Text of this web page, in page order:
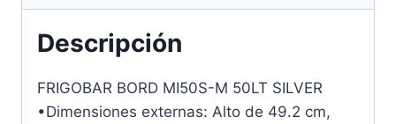
Descripción
FRIGOBAR BORD MI50S-M 50LT SILVER
•Dimensiones externas: Alto de 49.2 cm,